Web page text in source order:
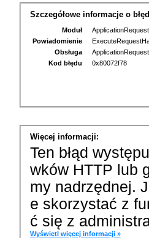
Szczegółowe informacje o
Moduł
Powiadomienie
Obsługa
Kod błędu
0x80072f78
Więcej informacji:
Ten błąd
wków HTTP lub
my nadrzędnej.
e skorzystać z
ć się z
Wyświetl więcej informacji »